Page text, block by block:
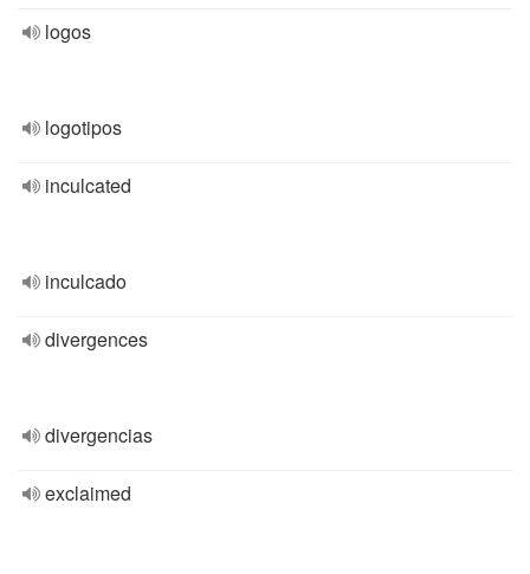
logos
logotipos
inculcated
inculcado
divergences
divergencias
exclaimed